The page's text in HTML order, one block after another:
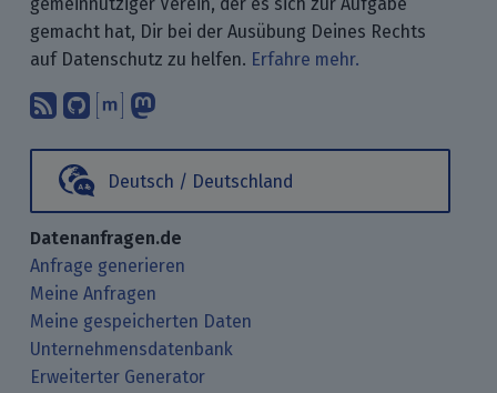
gemacht hat, Dir bei der Ausübung Deines Rechts
auf Datenschutz zu helfen. Erfahre mehr.
Abonniere unsere Blogbeiträge mit
Finde uns bei GitHub.
Unterhalte Dich mit uns über
Deutsch / Deutschland
Datenanfragen.de
Anfrage generieren
Meine Anfragen
Meine gespeicherten Daten
Unternehmensdatenbank
Erweiterter Generator